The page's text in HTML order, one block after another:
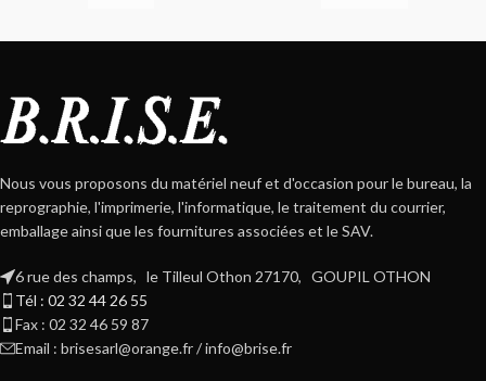
Nous vous proposons du matériel neuf et d'occasion pour le bureau, la
reprographie, l'imprimerie, l'informatique, le traitement du courrier,
emballage ainsi que les fournitures associées et le SAV.
6 rue des champs, le Tilleul Othon 27170, GOUPIL OTHON
Tél : 02 32 44 26 55
Fax : 02 32 46 59 87
Email : brisesarl@orange.fr / info@brise.fr